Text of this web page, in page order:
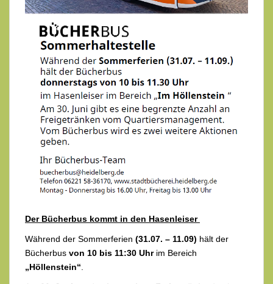
Der Bücherbus kommt in den Hasenleiser
Während der Sommerferien (31.07. – 11.09) hält der
Bücherbus von 10 bis 11:30 Uhrim Bereich
„Höllenstein“.